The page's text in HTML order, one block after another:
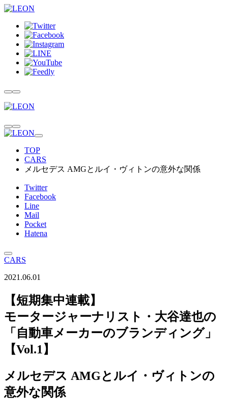
TOP
CARS
メルセデス AMGとルイ・ヴィトンの意外な関係
Twitter
Facebook
Line
Mail
Pocket
Hatena
CARS
2021.06.01
【短期集中連載】
モータージャーナリスト・大谷達也の
「自動車メーカーのブランディング」
【Vol.1】
メルセデス AMGとルイ・ヴィトンの
意外な関係